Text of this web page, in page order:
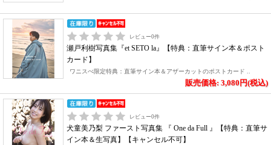
レビュー0件
瀬戸利樹写真集『et SETO la』【特典：直筆サイン本＆ポスト
カード】
ワニスぺ限定特典：直筆サイン本＆アザーカットのポストカード ..
販売価格: 3,080円(税込)
レビュー0件
犬童美乃梨 ファースト写真集 『 One da Full 』【特典：直筆サ
イン本＆生写真】【キャンセル不可】